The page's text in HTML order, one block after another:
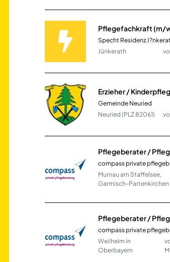
Pflegefachkraft (m/
Specht Residenz
Jünkerath
Gemeinde Neuried
Neuried (PLZ 82061)
Murnau am Staffelsee,
Garmisch-Partenkirchen
Weilheim in
Oberbayern